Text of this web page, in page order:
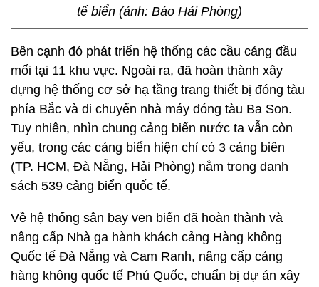
tế biển (ảnh: Báo Hải Phòng)
Bên cạnh đó phát triển hệ thống các cầu cảng đầu
mối tại 11 khu vực. Ngoài ra, đã hoàn thành xây
dựng hệ thống cơ sở hạ tầng trang thiết bị đóng tàu
phía Bắc và di chuyển nhà máy đóng tàu Ba Son.
Tuy nhiên, nhìn chung cảng biển nước ta vẫn còn
yếu, trong các cảng biển hiện chỉ có 3 cảng biên
(TP. HCM, Đà Nẵng, Hải Phòng) nằm trong danh
sách 539 cảng biển quốc tế.
Về hệ thống sân bay ven biển đã hoàn thành và
nâng cấp Nhà ga hành khách cảng Hàng không
Quốc tế Đà Nẵng và Cam Ranh, nâng cấp cảng
hàng không quốc tế Phú Quốc, chuẩn bị dự án xây